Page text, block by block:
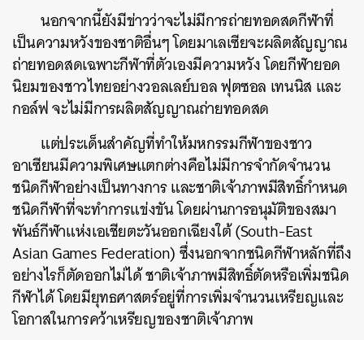
นอกจากนี้ยังมีข่าวว่าจะไม่มีการถ่ายทอดสดกีฬาที่
เป็นความหวังของชาติอื่นๆ โดยมาเลเซียจะผลิตสัญญาณ
ถ่ายทอดสดเฉพาะกีฬาที่ตัวเองมีความหวัง โดยกีฬายอด
นิยมของชาวไทยอย่างวอลเลย์บอล ฟุตซอล เทนนิส และ
กอล์ฟ จะไม่มีการผลิตสัญญาณถ่ายทอดสด
แต่ประเด็นสำคัญที่ทำให้มหกรรมกีฬาของชาว
อาเซียนมีความพิเศษแตกต่างคือไม่มีการจำกัดจำนวน
ชนิดกีฬาอย่างเป็นทางการ และชาติเจ้าภาพมีสิทธิ์กำหนด
ชนิดกีฬาที่จะทำการแข่งขัน โดยผ่านการอนุมัติของสมา
พันธ์กีฬาแห่งเอเชียตะวันออกเฉียงใต้ (South-East
Asian Games Federation) ซึ่งนอกจากชนิดกีฬาหลักที่ถึง
อย่างไรก็ตัดออกไม่ได้ ชาติเจ้าภาพมีสิทธิ์ตัดหรือเพิ่มชนิด
กีฬาได้ โดยมียุทธศาสตร์อยู่ที่การเพิ่มจำนวนเหรียญและ
โอกาสในการคว้าเหรียญของชาติเจ้าภาพ